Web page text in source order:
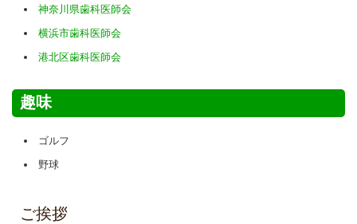
神奈川県歯科医師会
横浜市歯科医師会
港北区歯科医師会
趣味
ゴルフ
野球
ご挨拶